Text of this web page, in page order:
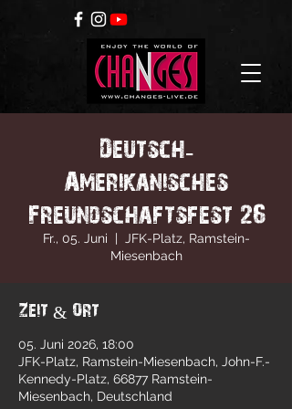
Deutsch-
Amerikanisches
Freundschaftsfest 26
Fr., 05. Juni
  |
JFK-Platz, Ramstein-
Miesenbach
Zeit & Ort
05. Juni 2026, 18:00
JFK-Platz, Ramstein-Miesenbach, John-F.-
Kennedy-Platz, 66877 Ramstein-
Miesenbach, Deutschland